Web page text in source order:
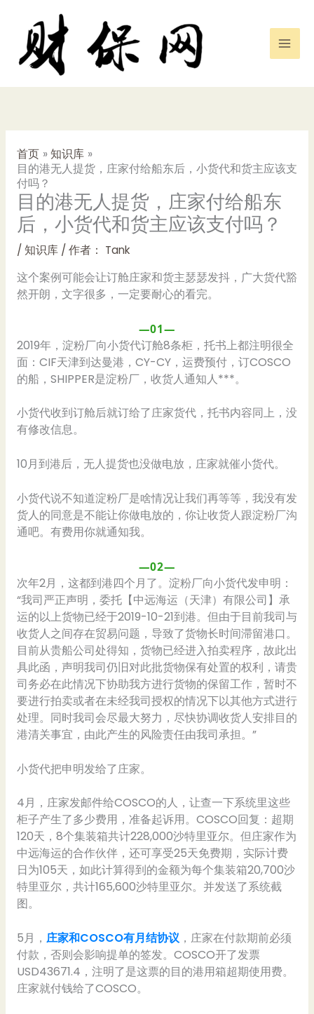
首页
知识库
目的港无人提货，庄家付给船东后，小货代和货主应该支
付吗？
目的港无人提货，庄家付给船东
后，小货代和货主应该支付吗？
/ 知识库/ 作者： Tank
这个案例可能会让订舱庄家和货主瑟瑟发抖，广大货代豁
然开朗，文字很多，一定要耐心的看完。
—01—
2019年，淀粉厂向小货代订舱8条柜，托书上都注明很全
面：CIF天津到达曼港，CY-CY，运费预付，订COSCO
的船，SHIPPER是淀粉厂，收货人通知人***。
小货代收到订舱后就订给了庄家货代，托书内容同上，没
有修改信息。
10月到港后，无人提货也没做电放，庄家就催小货代。
小货代说不知道淀粉厂是啥情况让我们再等等，我没有发
货人的同意是不能让你做电放的，你让收货人跟淀粉厂沟
通吧。有费用你就通知我。
—02—
次年2月，这都到港四个月了。淀粉厂向小货代发申明：
“我司严正声明，委托【中远海运（天津）有限公司】承
运的以上货物已经于2019-10-21到港。但由于目前我司与
收货人之间存在贸易问题，导致了货物长时间滞留港口。
目前从贵船公司处得知，货物已经进入拍卖程序，故此出
具此函，声明我司仍旧对此批货物保有处置的权利，请贵
司务必在此情况下协助我方进行货物的保留工作，暂时不
要进行拍卖或者在未经我司授权的情况下以其他方式进行
处理。同时我司会尽最大努力，尽快协调收货人安排目的
港清关事宜，由此产生的风险责任由我司承担。”
小货代把申明发给了庄家。
4月，庄家发邮件给COSCO的人，让查一下系统里这些
柜子产生了多少费用，准备起诉用。COSCO回复：超期
120天，8个集装箱共计228,000沙特里亚尔。但庄家作为
中远海运的合作伙伴，还可享受25天免费期，实际计费
日为105天，如此计算得到的金额为每个集装箱20,700沙
特里亚尔，共计165,600沙特里亚尔。并发送了系统截
图。
5月， 庄家和COSCO有月结协议，庄家在付款期前必须
付款，否则会影响提单的签发。COSCO开了发票
USD43671.4，注明了是这票的目的港用箱超期使用费。
庄家就付钱给了COSCO。